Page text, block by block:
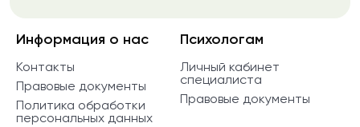
Информация о нас
Контакты
Правовые документы
Политика обработки
персональных данных
Психологам
Личный кабинет
специалиста
Правовые документы